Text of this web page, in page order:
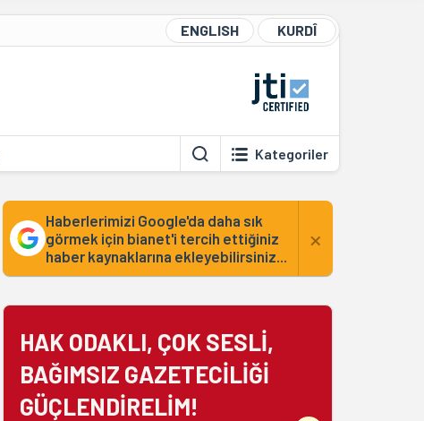
ENGLISH KURDÎ
Kategoriler
Haberlerimizi Google'da daha sık
görmek için bianet'i tercih ettiğiniz
haber kaynaklarına ekleyebilirsiniz...
×
HAK ODAKLI, ÇOK SESLİ,
BAĞIMSIZ GAZETECİLİĞİ
GÜÇLENDİRELİM!